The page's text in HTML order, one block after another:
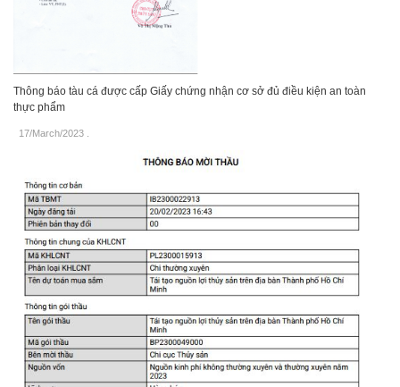
Thông báo tàu cá được cấp Giấy chứng nhận cơ sở đủ điều kiện an toàn
thực phẩm
17/March/2023